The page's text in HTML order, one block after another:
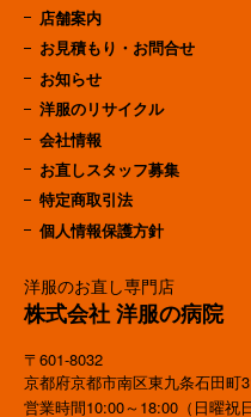
洋服のお直し専門店
株式会社 洋服の病院
〒601-8032
京都府京都市南区東九条石田町
営業時間10:00～18:00（日曜祝
店舗案内
お見積もり・お問合せ
お知らせ
洋服のリサイクル
会社情報
お直しスタッフ募集
特定商取引法
個人情報保護方針